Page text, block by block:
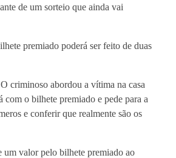
de um sorteio que ainda vai
premiado poderá ser feito de duas
criminoso abordou a vítima na casa
com o bilhete premiado e pede para a
e conferir que realmente são os
um valor pelo bilhete premiado ao